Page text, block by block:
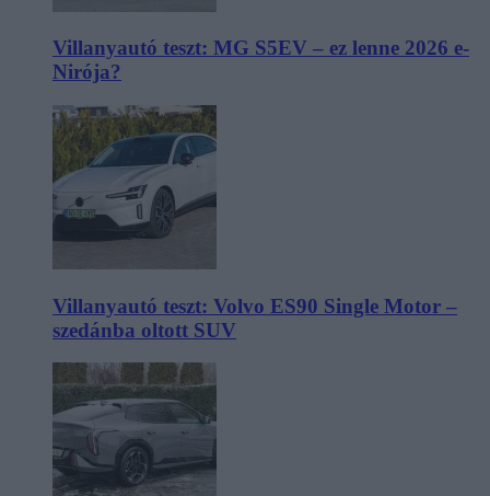
Villanyautó teszt: MG S5EV – ez lenne 2026 e-
Nirója?
Villanyautó teszt: Volvo ES90 Single Motor –
szedánba oltott SUV